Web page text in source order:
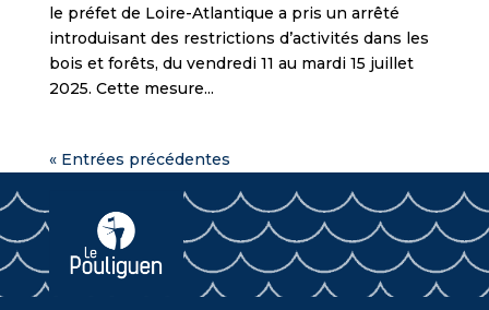
le préfet de Loire-Atlantique a pris un arrêté
introduisant des restrictions d’activités dans les
bois et forêts, du vendredi 11 au mardi 15 juillet
2025. Cette mesure...
« Entrées précédentes